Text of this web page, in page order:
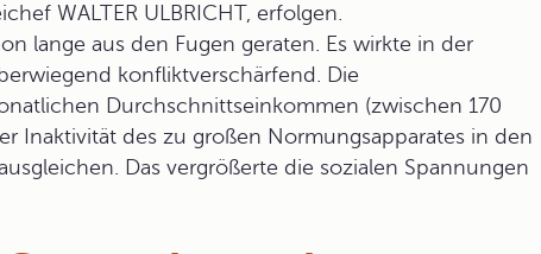
WALTER ULBRICHT, erfolgen.
lange aus den Fugen geraten. Es wirkte in der
konfliktverschärfend. Die
Durchschnittseinkommen (zwischen 170
Inaktivität des zu großen Normungsapparates in den
Das vergrößerte die sozialen Spannungen